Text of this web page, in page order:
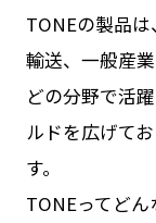
TONEの製品は
輸送、⼀般産
どの分野で活
ルドを広げて
す。
TONEってど